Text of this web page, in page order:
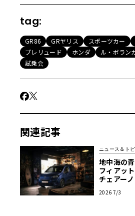
tag:
GR86 GRヤリス スポーツカー
プレリュード
ホンダ
ル・ボラン
試乗会
関連記事
ニュース＆ト
地中海の
フィアッ
チェアー
2026 7/3